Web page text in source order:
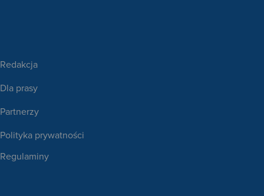
Redakcja
Dla prasy
Partnerzy
Polityka prywatności
Regulaminy